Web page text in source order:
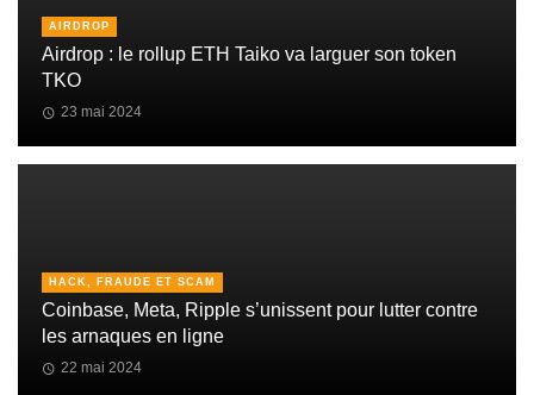
AIRDROP
Airdrop : le rollup ETH Taiko va larguer son token
TKO
23 mai 2024
HACK, FRAUDE ET SCAM
Coinbase, Meta, Ripple s’unissent pour lutter contre
les arnaques en ligne
22 mai 2024